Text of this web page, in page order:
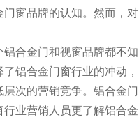
窗品牌的认知。然而，对
合金门和视窗品牌都不知
铝合金门窗行业的冲动，
次的营销竞争。铝合金门
业营销人员更了解铝合金